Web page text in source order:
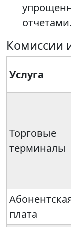
отчетами.
Комиссии
Услуга
Торговые
терминалы
плата